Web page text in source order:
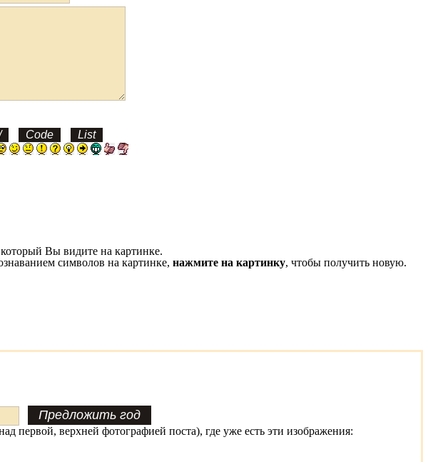
Вы видите на картинке.
символов на картинке, нажмите на картинку, чтобы получить новую.
первой, верхней фотографией поста), где уже есть эти изображения: